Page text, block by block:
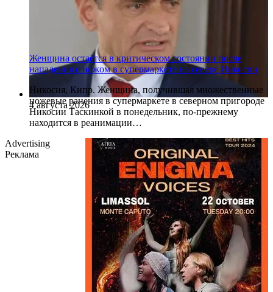
4 августа 2026
Женщина остаётся в критическом состоянии после
нападения с ножом в супермаркете на севере Никосии
Никосия, Кипр. Женщина, получившая множественные
ножевые ранения в супермаркете в северном пригороде
Никосии Таскинкой в понедельник, по-прежнему
находится в реанимации…
Advertising
Реклама